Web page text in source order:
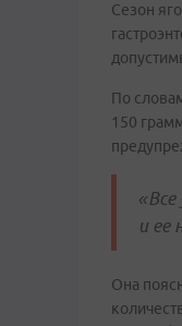
Сезон
По
150
«Все
и ее
Она